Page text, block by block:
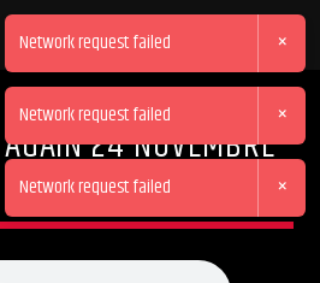
24 NOVEMBRE
2025
Network request failed ×
Network request failed ×
Network request failed ×